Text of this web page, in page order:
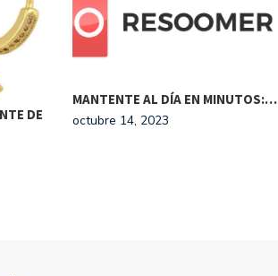
DE
MANTENTE AL DÍA EN MINUTOS:…
octubre 14, 2023